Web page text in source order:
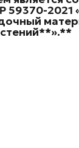
59370-2021